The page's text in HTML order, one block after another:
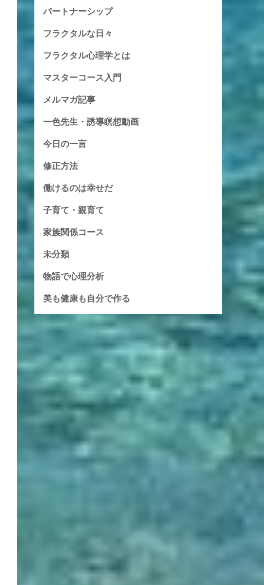
パートナーシップ
フラクタルな日々
フラクタル心理学とは
マスターコース入門
メルマガ記事
一色先生・誘導瞑想動画
今日の一言
修正方法
働けるのは幸せだ
子育て・親育て
家族関係コース
未分類
物語で心理分析
美も健康も自分で作る